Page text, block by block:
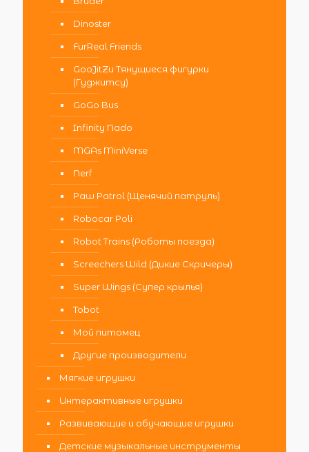
Dinoster
FurReal Friends
GooJitZu Тянущиеся фигурки
(Гуджитсу)
GoGo Bus
Infinity Nado
MGAs MiniVerse
Nerf
Paw Patrol (Щенячий патруль)
Robocar Poli
Robot Trains (Роботы поезда)
Screechers Wild (Дикие Скричеры)
Super Wings (Супер крылья)
Tobot
Мой питомец
Другие производители
Мягкие игрушки
Интерактивные игрушки
Развивающие и обучающие игрушки
Детские музыкальные инструменты